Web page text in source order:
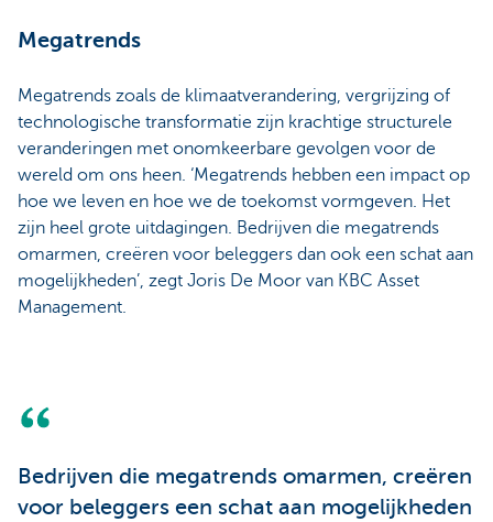
Megatrends
Megatrends zoals de klimaatverandering, vergrijzing of
technologische transformatie zijn krachtige structurele
veranderingen met onomkeerbare gevolgen voor de
wereld om ons heen. ‘Megatrends hebben een impact op
hoe we leven en hoe we de toekomst vormgeven. Het
zijn heel grote uitdagingen. Bedrijven die megatrends
omarmen, creëren voor beleggers dan ook een schat aan
mogelijkheden’, zegt Joris De Moor van KBC Asset
Management.
Bedrijven die megatrends omarmen, creëren
voor beleggers een schat aan mogelijkheden